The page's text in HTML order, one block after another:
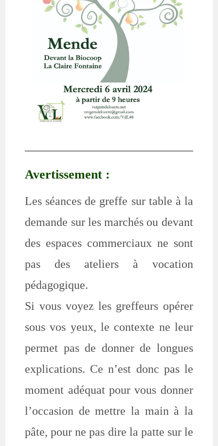
Avertissement :
Les séances de greffe sur table à la
demande sur les marchés ou devant
des espaces commerciaux ne sont
pas des ateliers à vocation
pédagogique.
Si vous voyez les greffeurs opérer
sous vos yeux, le contexte ne leur
permet pas de donner de longues
explications. Ce n’est donc pas le
moment adéquat pour vous donner
l’occasion de mettre la main à la
pâte, pour ne pas dire la patte sur le